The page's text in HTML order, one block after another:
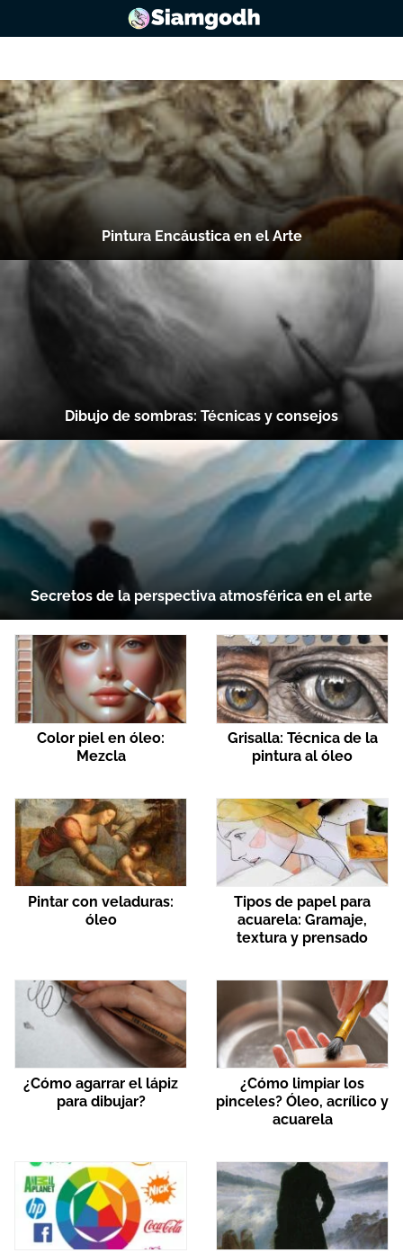
Pintura Encáustica en el Arte
Dibujo de sombras: Técnicas y consejos
Secretos de la perspectiva atmosférica en el arte
Color piel en óleo:
Mezcla
Grisalla: Técnica de la
pintura al óleo
Pintar con veladuras:
óleo
Tipos de papel para
acuarela: Gramaje,
textura y prensado
¿Cómo agarrar el lápiz
para dibujar?
¿Cómo limpiar los
pinceles? Óleo, acrílico y
acuarela